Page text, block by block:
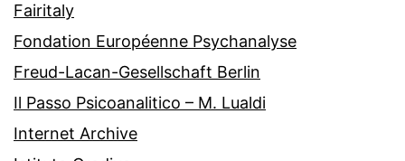
Fairitaly
Fondation Européenne Psychanalyse
Freud-Lacan-Gesellschaft Berlin
Il Passo Psicoanalitico – M. Lualdi
Internet Archive